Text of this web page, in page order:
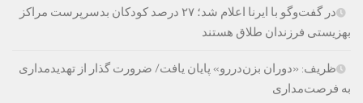
در گفت‌وگو با ایرنا اعلام شد؛ ۲۷ درصد کودکان بدسرپرست مراکز
بهزیستی فرزندان طلاق هستند
ظریف: «دوران بزن‌دررو» پایان یافت/ ضرورت گذار از تهدیدمداری
به فرصت‌مداری